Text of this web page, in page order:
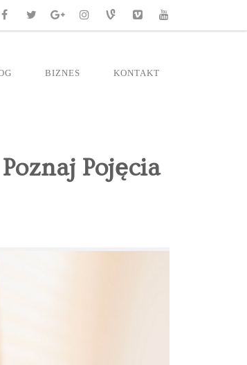
BIZNES KONTAKT
Pojęcia